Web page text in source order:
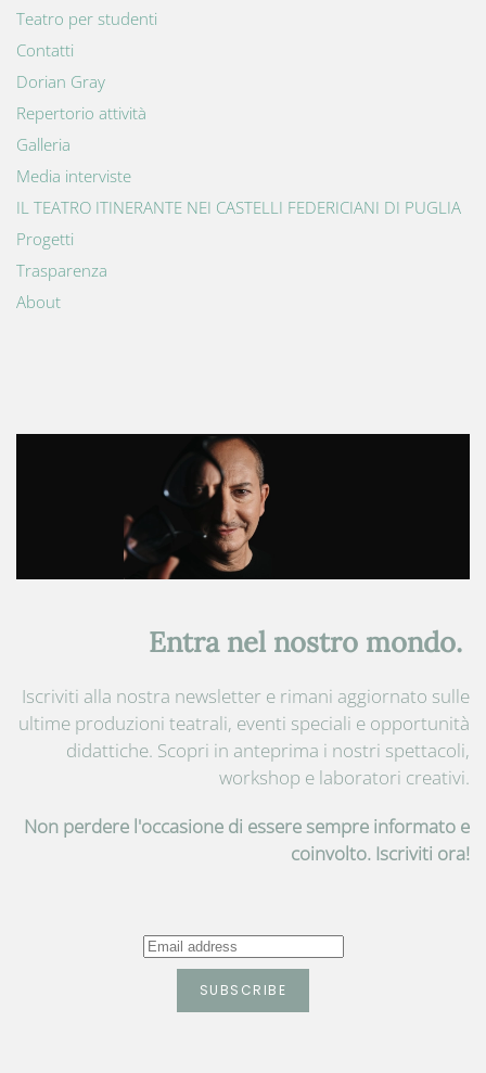
Teatro per studenti
Contatti
Dorian Gray
Repertorio attività
Galleria
Media interviste
IL TEATRO ITINERANTE NEI CASTELLI FEDERICIANI DI PUGLIA
Progetti
Trasparenza
About
Entra nel nostro mondo.
Iscriviti alla nostra newsletter e rimani aggiornato sulle
ultime produzioni teatrali, eventi speciali e opportunità
didattiche. Scopri in anteprima i nostri spettacoli,
workshop e laboratori creativi.
Non perdere l'occasione di essere sempre informato e
coinvolto. Iscriviti ora!
SUBSCRIBE